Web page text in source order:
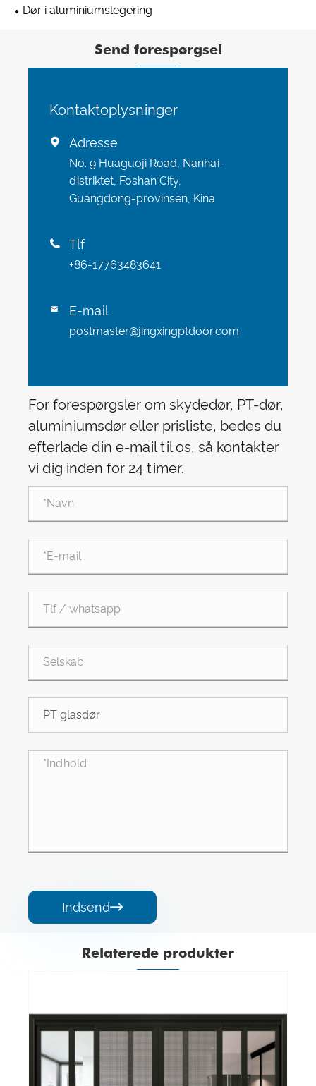
Dør i aluminiumslegering
Send forespørgsel
Kontaktoplysninger
 Adresse
No. 9 Huaguoji Road, Nanhai-
distriktet, Foshan City,
Guangdong-provinsen, Kina
 Tlf
+86-17763483641
 E-mail
postmaster@jingxingptdoor.com
For forespørgsler om skydedør, PT-dør,
aluminiumsdør eller prisliste, bedes du
efterlade din e-mail til os, så kontakter
vi dig inden for 24 timer.
Indsend
Relaterede produkter